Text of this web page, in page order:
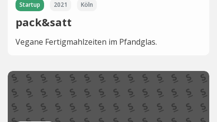
Startup 2021 Köln
pack&satt
Vegane Fertigmahlzeiten im Pfandglas.